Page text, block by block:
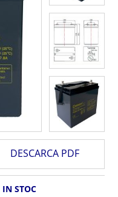
DESCARCA PDF
IN STOC